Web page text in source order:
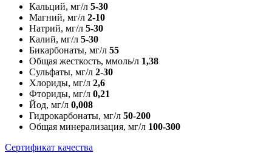
Кальций, мг/л 5-30
Магний, мг/л 2-10
Натрий, мг/л 5-30
Калий, мг/л 5-30
Бикарбонаты, мг/л 55
Общая жесткость, ммоль/л 1,38
Сульфаты, мг/л 2-30
Хлориды, мг/л 2,6
Фториды, мг/л 0,21
Йод, мг/л 0,008
Гидрокарбонаты, мг/л 50-200
Общая минерализация, мг/л 100-300
Сертификат качества